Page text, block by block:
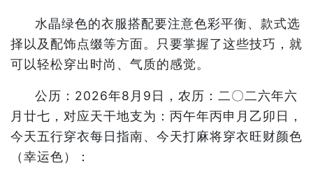
水晶绿色的衣服搭配要注意色彩平衡、款式选
择以及配饰点缀等方面。只要掌握了这些技巧，就
可以轻松穿出时尚、气质的感觉。
公历：2026年8月9日，农历：二〇二六年六
月廿七，对应天干地支为：丙午年丙申月乙卯日，
今天五行穿衣每日指南、今天打麻将穿衣旺财颜色
（幸运色）：